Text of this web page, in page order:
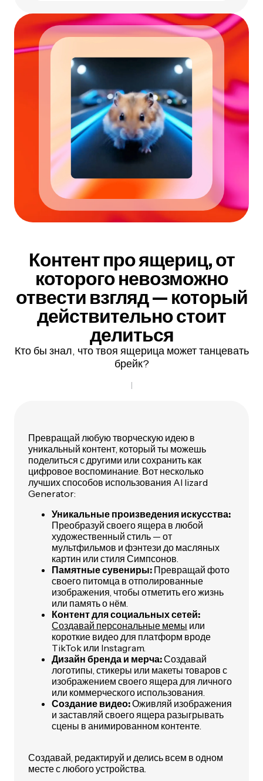
Контент про ящериц, от
которого невозможно
отвести взгляд — который
действительно стоит
делиться
Кто бы знал, что твоя ящерица может танцевать
брейк?
Превращай любую творческую идею в
уникальный контент, который ты можешь
поделиться с другими или сохранить как
цифровое воспоминание. Вот несколько
лучших способов использования AI lizard
Generator:
Уникальные произведения искусства:
Преобразуй своего ящера в любой
художественный стиль — от
мультфильмов и фэнтези до масляных
картин или стиля Симпсонов.
Памятные сувениры: Превращай фото
своего питомца в отполированные
изображения, чтобы отметить его жизнь
или память о нём.
Контент для социальных сетей:
Создавай персональные мемы или
короткие видео для платформ вроде
TikTok или Instagram.
Дизайн бренда и мерча:Создавай
логотипы, стикеры или макеты товаров с
изображением своего ящера для личного
или коммерческого использования.
Создание видео:Оживляй изображения
и заставляй своего ящера разыгрывать
сцены в анимированном контенте.
Создавай, редактируй и делись всем в одном
месте с любого устройства.